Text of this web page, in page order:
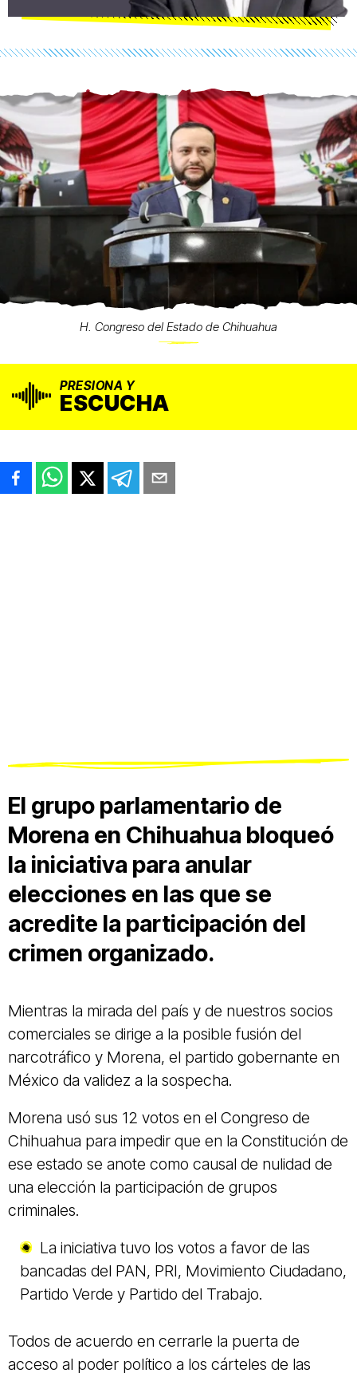
H. Congreso del Estado de Chihuahua
PRESIONA Y
ESCUCHA
El grupo parlamentario de
Morena en Chihuahua bloqueó
la iniciativa para anular
elecciones en las que se
acredite la participación del
crimen organizado.
Mientras la mirada del país y de nuestros socios
comerciales se dirige a la posible fusión del
narcotráfico y Morena, el partido gobernante en
México da validez a la sospecha.
Morena usó sus 12 votos en el Congreso de
Chihuahua para impedir que en la Constitución de
ese estado se anote como causal de nulidad de
una elección la participación de grupos
criminales.
La iniciativa tuvo los votos a favor de las
bancadas del PAN, PRI, Movimiento Ciudadano,
Partido Verde y Partido del Trabajo.
Todos de acuerdo en cerrarle la puerta de
acceso al poder político a los cárteles de las